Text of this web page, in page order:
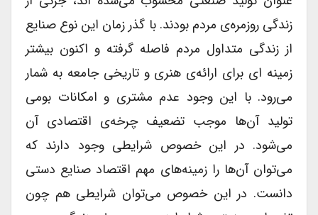
زندگی روزمره‌ی مردم بودند. با گذر زمان این نوع صنایع
از زندگی متداول مردم فاصله گرفته و اکنون بیشتر
زمینه ای برای ارائه‌ی هنری و تاریخی جامعه به شمار
می‌رود. با این وجود عدم مشتری و امکانات بومی
تولید آن‌ها موجب تضعیف چرخه‌ی اقتصادی آن
می‌شود. در این خصوص شرایطی وجود دارند که
می‌توان آن‌ها را زمینه‌های مهم اقتصاد صنایع دستی
دانست. در این خصوص می‌توان شرایطی هم چون